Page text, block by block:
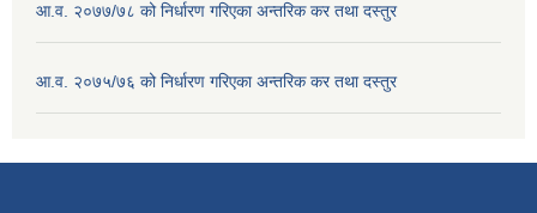
आ.व. २०७७/७८ को निर्धारण गरिएका अन्तरिक कर तथा दस्तुर
आ.व. २०७५/७६ को निर्धारण गरिएका अन्तरिक कर तथा दस्तुर